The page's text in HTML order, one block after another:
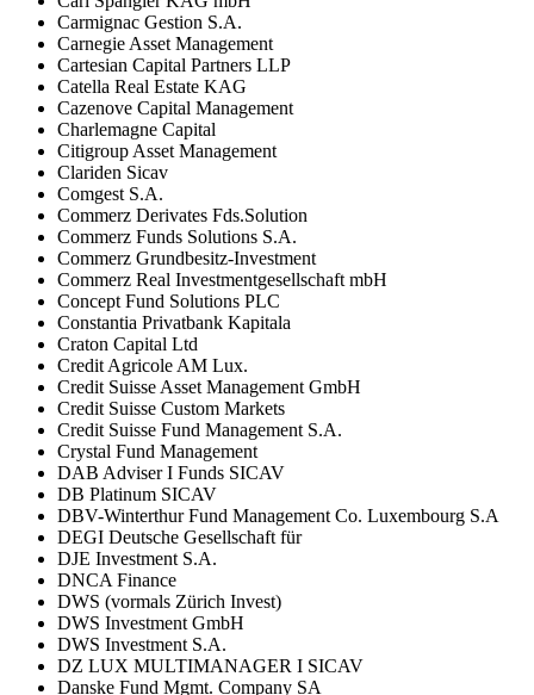
Carmignac Gestion S.A.
Carnegie Asset Management
Cartesian Capital Partners LLP
Catella Real Estate KAG
Cazenove Capital Management
Charlemagne Capital
Citigroup Asset Management
Clariden Sicav
Comgest S.A.
Commerz Derivates Fds.Solution
Commerz Funds Solutions S.A.
Commerz Grundbesitz-Investment
Commerz Real Investmentgesellschaft mbH
Concept Fund Solutions PLC
Constantia Privatbank Kapitala
Craton Capital Ltd
Credit Agricole AM Lux.
Credit Suisse Asset Management GmbH
Credit Suisse Custom Markets
Credit Suisse Fund Management S.A.
Crystal Fund Management
DAB Adviser I Funds SICAV
DB Platinum SICAV
DBV-Winterthur Fund Management Co. Luxembourg S.A
DEGI Deutsche Gesellschaft für
DJE Investment S.A.
DNCA Finance
DWS (vormals Zürich Invest)
DWS Investment GmbH
DWS Investment S.A.
DZ LUX MULTIMANAGER I SICAV
Danske Fund Mgmt. Company SA